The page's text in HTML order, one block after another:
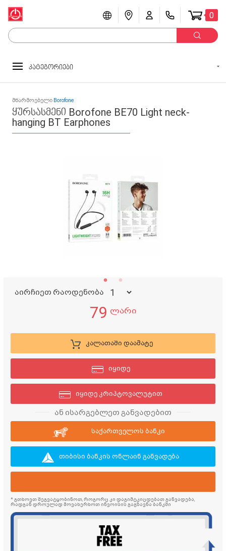
0
კატეგორიები
მწარმოებელი Borofone
ყურსასმენი Borofone BE70 Light neck-
hanging BT Earphones
აირჩიეთ რაოდენობა
79 ლარი
კალათაში დაამატე
იყიდე
იყიდე კრიპტოვალუტით
ან ისარგებლეთ განვადებით
საქართველოს ბანკი
თიბისი ბანკის ონლაინ განვადება
* გთხოვთ შეგვატყობინოთ, როგორც კი დაგიმტკიცდებათ განვადება,
რადგან დროულად მოვახერხოთ ინვოისის გაგზავნა ბანკში